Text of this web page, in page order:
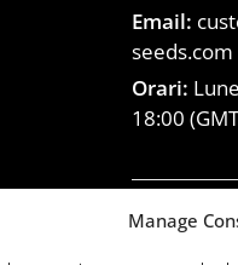
Manage
Email:
seeds.com
Orari:
18:00